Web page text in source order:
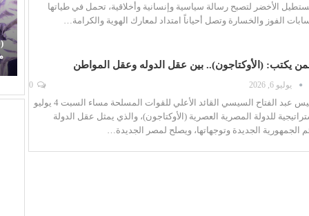
الأخضر لتصبح رسالة سياسية وإنسانية وأخلاقية، تحمل في طياتها
الفوز والخسارة وتصل أحياناً امتداد لمعارك الهوية والكرامة…
يكتب: (الأوكتاجون).. بين عقل الدوله وعقل المواطن
يوليو 6, 2026
افتتح السيد الرئيس عبد الفتاح السيسي القائد الأعلي للقوات المسلحة مساء السبت 4 يوليو
للدولة المصرية العصرية (الأوكتاجون)، والذي يمثل عقل الدولة
الجمهورية الجديدة وتوجهاتها، ويصلح لمصر الجديدة…